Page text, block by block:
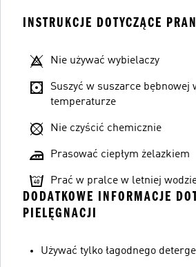
INSTRUKCJE DOTYCZĄCE
Nie używać wybielaczy
Suszyć w suszarce bębnowej
temperaturze
Nie czyścić chemicznie
Prasować ciepłym żelazkiem
Prać w pralce w letniej
DODATKOWE INFORMACJE
PIELĘGNACJI
Używać tylko łagodnego